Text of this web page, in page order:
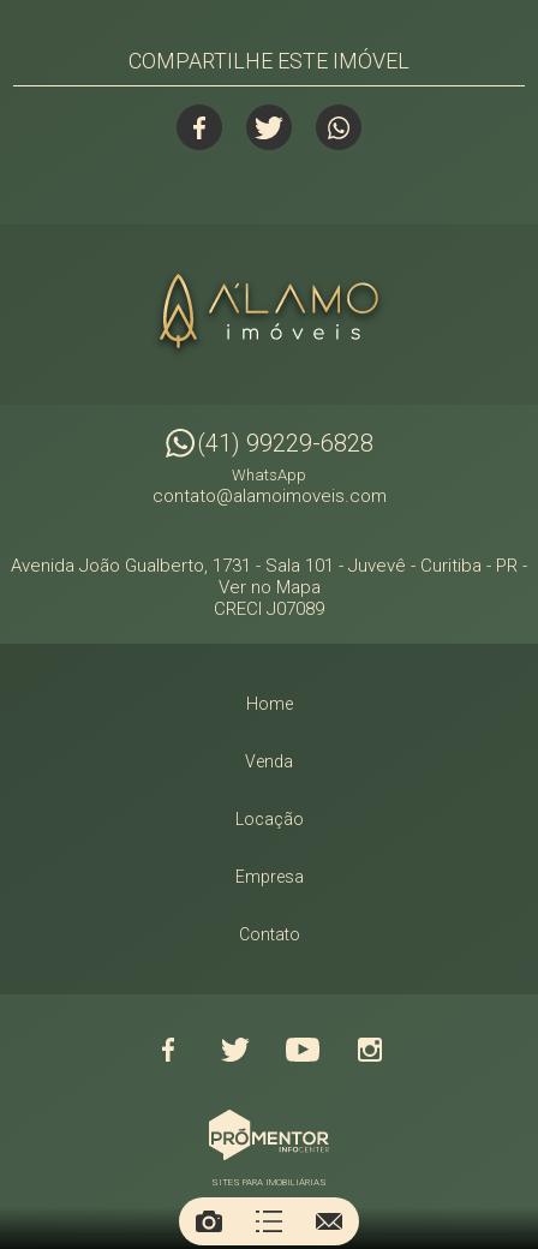
COMPARTILHE ESTE IMÓVEL
(41) 99229-6828
WhatsApp
contato@alamoimoveis.com
Avenida João Gualberto, 1731 - Sala 101 - Juvevê - Curitiba - PR -
Ver no Mapa
CRECI J07089
Home
Venda
Locação
Empresa
Contato
SITES PARA IMOBILIÁRIAS